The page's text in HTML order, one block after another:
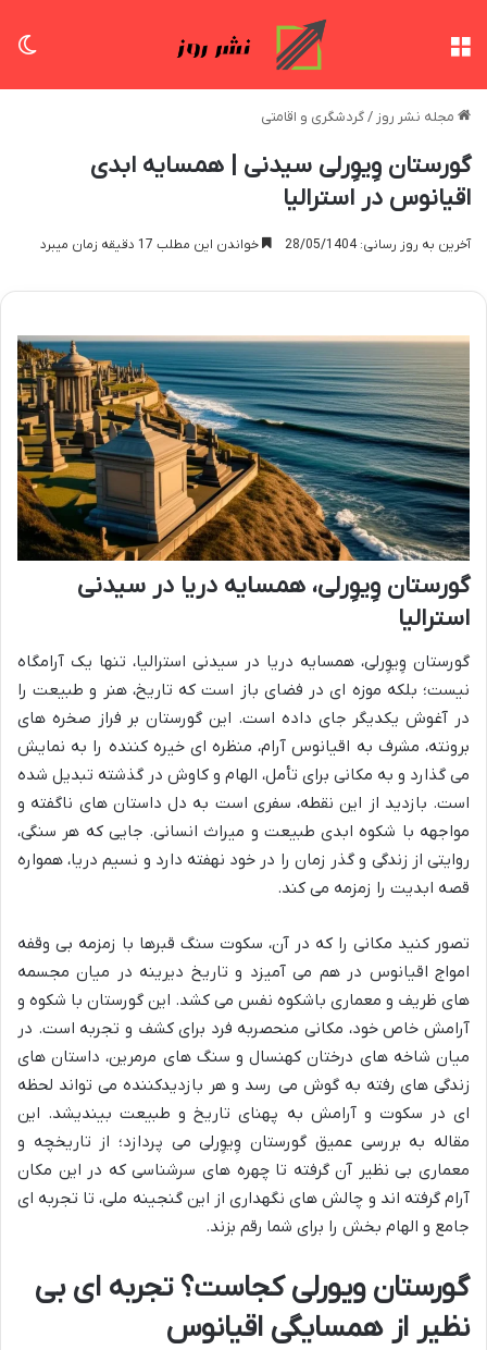
مجله نشر روز /گردشگری و اقامتی
گورستان وِیوِرلی سیدنی | همسایه ابدی
اقیانوس در استرالیا
آخرین به روز رسانی: 28/05/1404 خواندن این مطلب 17 دقیقه زمان میبرد
گورستان وِیوِرلی، همسایه دریا در سیدنی
استرالیا
گورستان وِیوِرلی، همسایه دریا در سیدنی استرالیا، تنها یک آرامگاه
نیست؛ بلکه موزه ای در فضای باز است که تاریخ، هنر و طبیعت را
در آغوش یکدیگر جای داده است. این گورستان بر فراز صخره های
برونته، مشرف به اقیانوس آرام، منظره ای خیره کننده را به نمایش
می گذارد و به مکانی برای تأمل، الهام و کاوش در گذشته تبدیل شده
است. بازدید از این نقطه، سفری است به دل داستان های ناگفته و
مواجهه با شکوه ابدی طبیعت و میراث انسانی. جایی که هر سنگی،
روایتی از زندگی و گذر زمان را در خود نهفته دارد و نسیم دریا، همواره
قصه ابدیت را زمزمه می کند.
تصور کنید مکانی را که در آن، سکوت سنگ قبرها با زمزمه بی وقفه
امواج اقیانوس در هم می آمیزد و تاریخ دیرینه در میان مجسمه
های ظریف و معماری باشکوه نفس می کشد. این گورستان با شکوه و
آرامش خاص خود، مکانی منحصربه فرد برای کشف و تجربه است. در
میان شاخه های درختان کهنسال و سنگ های مرمرین، داستان های
زندگی های رفته به گوش می رسد و هر بازدیدکننده می تواند لحظه
ای در سکوت و آرامش به پهنای تاریخ و طبیعت بیندیشد. این
مقاله به بررسی عمیق گورستان وِیوِرلی می پردازد؛ از تاریخچه و
معماری بی نظیر آن گرفته تا چهره های سرشناسی که در این مکان
آرام گرفته اند و چالش های نگهداری از این گنجینه ملی، تا تجربه ای
جامع و الهام بخش را برای شما رقم بزند.
گورستان ویورلی کجاست؟ تجربه ای بی
نظیر از همسایگی اقیانوس